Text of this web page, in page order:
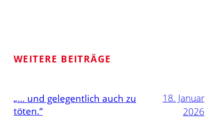
WEITERE BEITRÄGE
„… und gelegentlich auch zu
töten.“
18. Januar
2026